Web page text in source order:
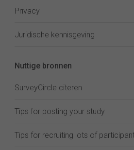
Privacy
Juridische kennisgeving
Nuttige bronnen
SurveyCircle citeren
Tips for posting your study
Tips for recruiting lots of